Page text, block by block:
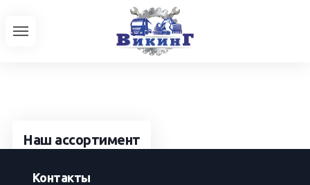
Наш ассортимент
Серийная техника
Контакты